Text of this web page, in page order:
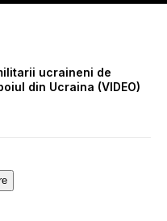
ucraineni de
din Ucraina (VIDEO)